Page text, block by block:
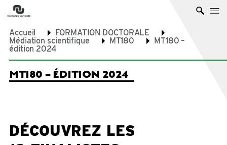
Accueil
FORMATION DOCTORALE
Médiation scientifique
MT180
MT180 –
édition 2024
MT180 – ÉDITION 2024
DÉCOUVREZ LES